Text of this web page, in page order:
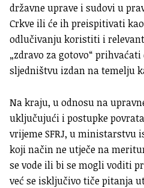
državne uprave i sudovi u
Crkve ili će ih preispitivati
odlučivanju koristiti i
„zdravo za gotovo“
sljedništvu izdan na temelju
Na kraju, u odnosu na
uključujući i postupke
vrijeme SFRJ, u ministarstvu
koji način ne utječe na
se vode ili bi se mogli voditi
već se isključivo tiče pitanja